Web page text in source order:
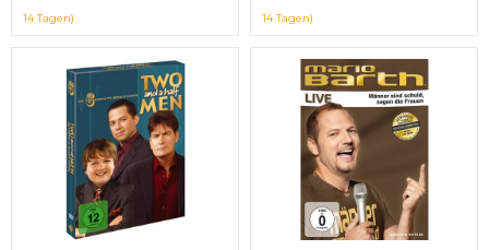
14 Tagen)
14 Tagen)